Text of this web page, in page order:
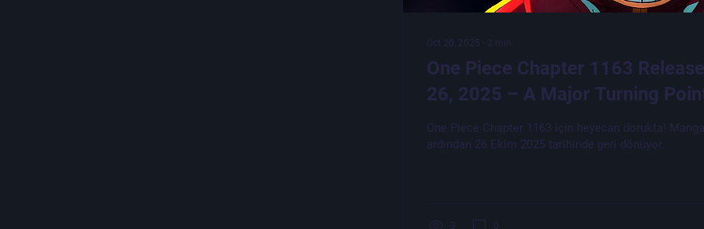
Oct 20, 2025 ∙ 2 min
One Piece Chapter 1163
26, 2025 – A Major Turning
One Piece Chapter 1163 için heyecan dorukta!
ardından 26 Ekim 2025 tarihinde geri dönüyor.
3 0